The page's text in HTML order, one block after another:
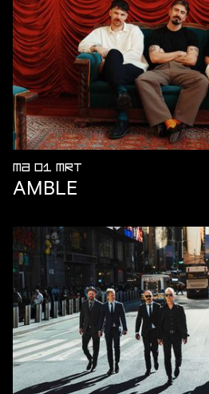
MA 01 MRT
AMBLE